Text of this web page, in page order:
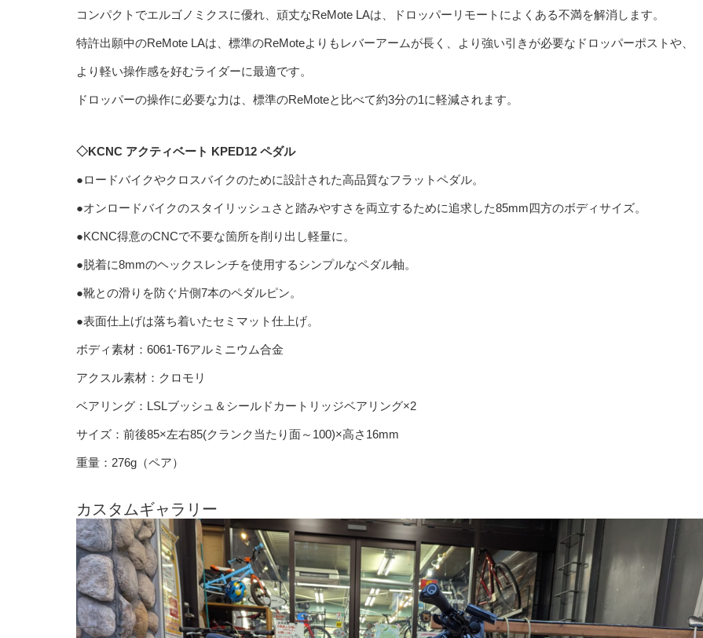
コンパクトでエルゴノミクスに優れ、頑丈なReMote LAは、ドロッパーリモートによくある不満を解消します。
特許出願中のReMote LAは、標準のReMoteよりもレバーアームが長く、より強い引きが必要なドロッパーポストや、
より軽い操作感を好むライダーに最適です。
ドロッパーの操作に必要な力は、標準のReMoteと比べて約3分の1に軽減されます。
◇KCNC アクティベート KPED12 ペダル
●ロードバイクやクロスバイクのために設計された高品質なフラットペダル。
●オンロードバイクのスタイリッシュさと踏みやすさを両立するために追求した85mm四方のボディサイズ。
●KCNC得意のCNCで不要な箇所を削り出し軽量に。
●脱着に8mmのヘックスレンチを使用するシンプルなペダル軸。
●靴との滑りを防ぐ片側7本のペダルピン。
●表面仕上げは落ち着いたセミマット仕上げ。
ボディ素材：6061-T6アルミニウム合金
アクスル素材：クロモリ
ベアリング：LSLブッシュ＆シールドカートリッジベアリング×2
サイズ：前後85×左右85(クランク当たり面～100)×高さ16mm
重量：276g（ペア）
カスタムギャラリー